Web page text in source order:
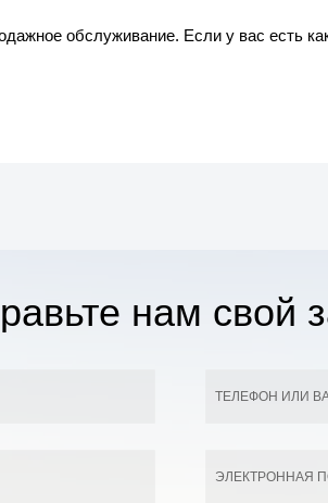
обслуживание. Если у вас есть
нам свой